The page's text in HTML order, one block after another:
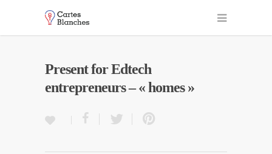
Present for Edtech
entrepreneurs – « homes »